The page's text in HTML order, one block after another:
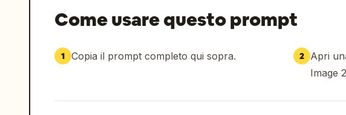
Come usare questo prompt
1 Copia il prompt completo qui sopra. 2 Apri
Image